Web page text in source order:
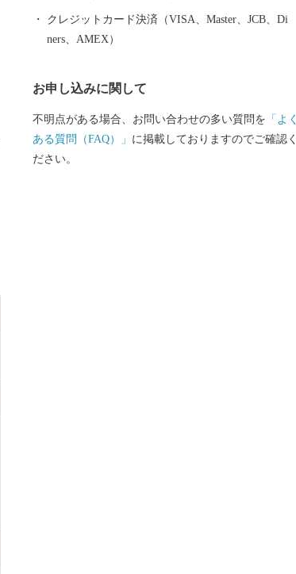
造業をはじめとする事業所が集積し、岡田と樽井にあ
ゾーンとして再生させ、泉南市のまちづくりの拠点と
クレジットカード決済（VISA、Master、JCB、Di
ners、AMEX）
お申し込みに関して
不明点がある場合、お問い合わせの多い質問を 「よく
ある質問（FAQ）」 に掲載しておりますのでご確認く
ださい。